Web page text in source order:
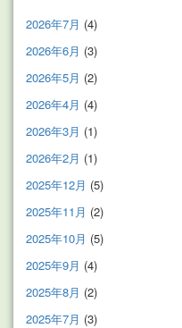
2026年7月 (4)
2026年6月 (3)
2026年5月 (2)
2026年4月 (4)
2026年3月 (1)
2026年2月 (1)
2025年12月 (5)
2025年11月 (2)
2025年10月 (5)
2025年9月 (4)
2025年8月 (2)
2025年7月 (3)